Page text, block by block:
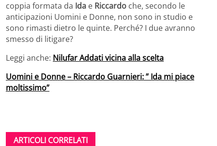
coppia formata da Ida e Riccardo che, secondo le
anticipazioni Uomini e Donne, non sono in studio e
sono rimasti dietro le quinte. Perché? I due avranno
smesso di litigare?
Leggi anche: Nilufar Addati vicina alla scelta
Uomini e Donne – Riccardo Guarnieri: ” Ida mi piace
moltissimo”
ARTICOLI CORRELATI